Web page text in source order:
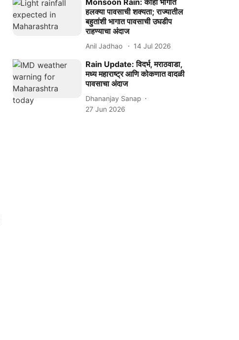
Monsoon Rain: काही भागात
हलक्या पावसाची शक्यता; राज्यातील
बहुतांशी भागात पावसाची उघडीप
राहण्याचा अंदाज
Anil Jadhao 14 Jul 2026
Rain Update: विदर्भ, मराठवाडा,
मध्य महाराष्ट्र आणि कोकणात वादळी
पावसाचा अंदाज
Dhananjay Sanap
27 Jun 2026